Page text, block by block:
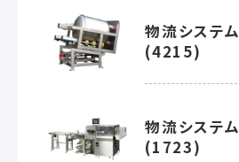
物流システム
(4215)
物流システム
(1723)